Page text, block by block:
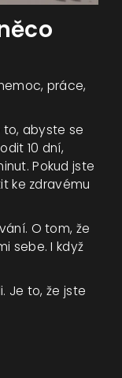
práce,
to, abyste se
10 dní,
Pokud jste
ke zdravému
O tom, že
sebe. I když
Je to, že jste